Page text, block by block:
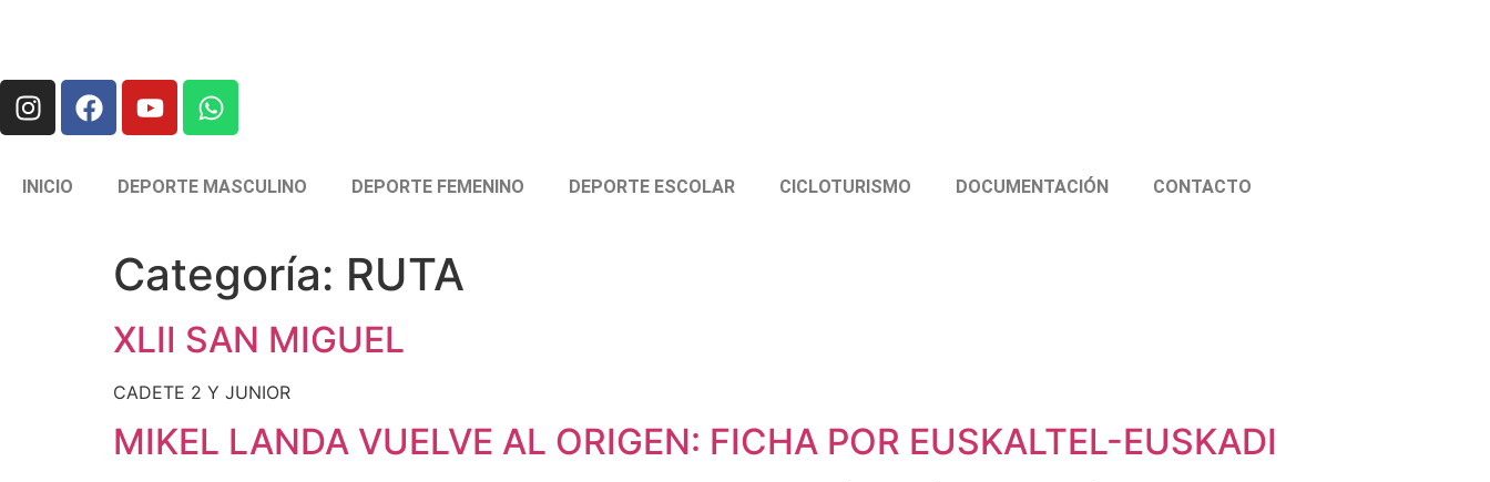
INICIO DEPORTE MASCULINO DEPORTE FEMENINO DEPORTE ESCOLAR CICLOTURISMO DOCUMENTACIÓN CONTACTO
Categoría: RUTA
XLII SAN MIGUEL
CADETE 2 Y JUNIOR
MIKEL LANDA VUELVE AL ORIGEN: FICHA POR EUSKALTEL-EUSKADI